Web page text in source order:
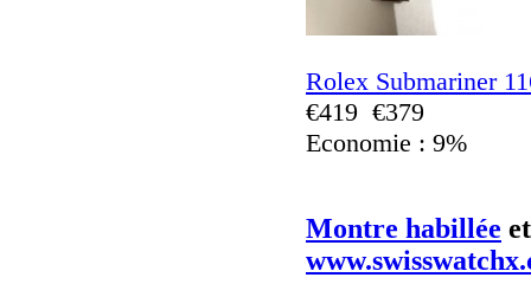
Rolex Submariner
€419 €379
Economie : 9%
Montre habillée